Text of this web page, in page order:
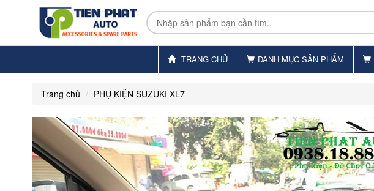
TRANG CHỦ DANH MỤC SẢN PHẨM
Trang chủ PHỤ KIỆN SUZUKI XL7